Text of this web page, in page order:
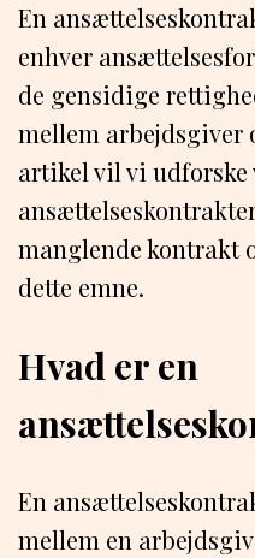
En
enhver
de gensidige
mellem arbejdsgiver
artikel vil vi
manglende kontrakt
dette emne.
Hvad er en
En
mellem en